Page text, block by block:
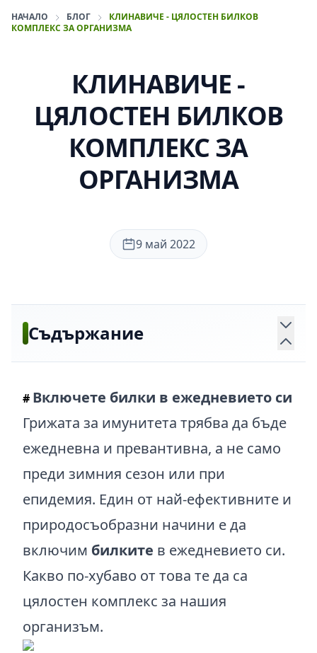
НАЧАЛО БЛОГ
КЛИНАВИЧЕ - ЦЯЛОСТЕН БИЛКОВ
КОМПЛЕКС ЗА ОРГАНИЗМА
КЛИНАВИЧЕ -
ЦЯЛОСТЕН БИЛКОВ
КОМПЛЕКС ЗА
ОРГАНИЗМА
9 май 2022
Съдържание
# Включете билки в ежедневието си
Грижата за имунитета трябва да бъде
ежедневна и превантивна, а не само
преди зимния сезон или при
епидемия. Един от най-ефективните и
природосъобразни начини е да
включим билките в ежедневието си.
Какво по-хубаво от това те да са
цялостен комплекс за нашия
организъм.